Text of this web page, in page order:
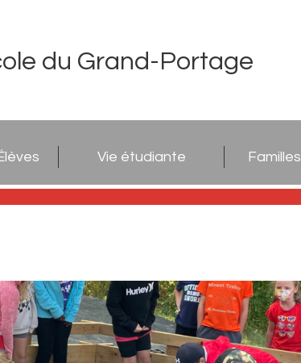
du Grand-Portage
Vie étudiante Familles